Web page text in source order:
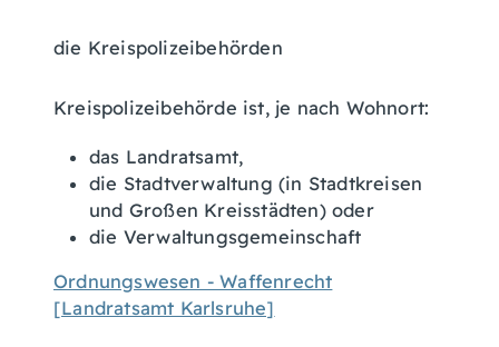
die Kreispolizeibehörden
Kreispolizeibehörde ist, je nach Wohnort:
das Landratsamt,
die Stadtverwaltung (in Stadtkreisen
und Großen Kreisstädten) oder
die Verwaltungsgemeinschaft
Ordnungswesen - Waffenrecht
[Landratsamt Karlsruhe]